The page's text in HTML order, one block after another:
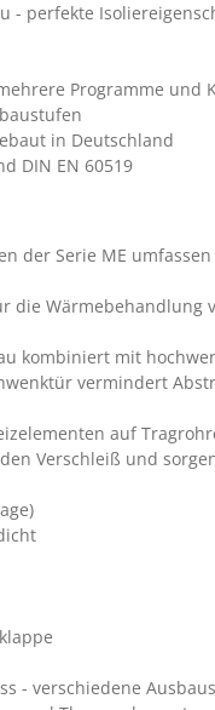
- perfekte
Programme und
in Deutschland
DIN EN 60519
der Serie ME
die
kombiniert mit
vermindert
auf
Verschleiß und
- verschiedene